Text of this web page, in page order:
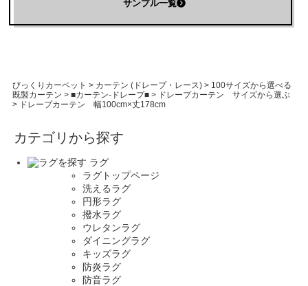
サンプル一覧
びっくりカーペット > カーテン (ドレープ・レース)> 100サイズから選べる
既製カーテン > ■カーテン-ドレープ■> ドレープカーテン サイズから選ぶ
> ドレープカーテン 幅100cm×丈178cm
カテゴリから探す
ラグ
ラグトップページ
洗えるラグ
円形ラグ
撥水ラグ
ウレタンラグ
ダイニングラグ
キッズラグ
防炎ラグ
防音ラグ